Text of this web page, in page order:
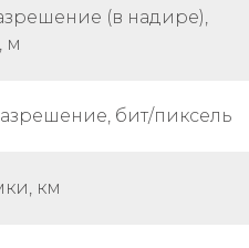
(в надире),
м
бит/пиксель
км